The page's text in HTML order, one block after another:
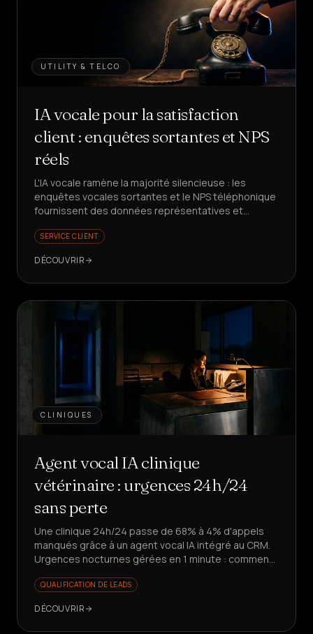
UTILITY & TELCO
IA vocale pour la satisfaction
client : enquêtes sortantes et NPS
réels
L'IA vocale ramène la majorité silencieuse : les
enquêtes vocales sortantes et le NPS téléphonique
fournissent des données représentatives et
satisfaction client ?
SERVICE CLIENT
DÉCOUVRIR
CLINIQUES
Agent vocal IA clinique
vétérinaire : urgences 24h/24
sans perte
Une clinique 24h/24 passe de 68% à 4% d'appels
manqués grâce à un agent vocal IA intégré au CRM.
Urgences nocturnes gérées en 1 minute : comment
QUALIFICATION DE LEADS
DÉCOUVRIR